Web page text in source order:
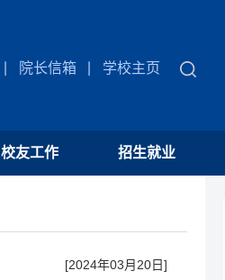
院长信箱 学校主页
校友工作 招生就业
[2024年03月20日]